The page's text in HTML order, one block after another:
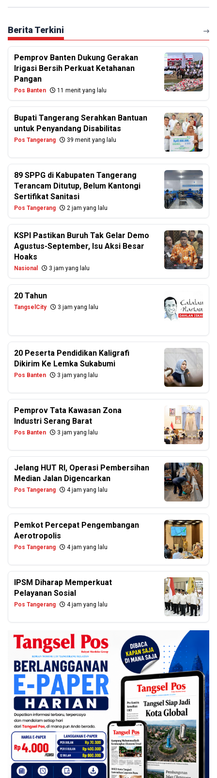
Berita Terkini
Pemprov Banten Dukung Gerakan
Irigasi Bersih Perkuat Ketahanan
Pangan
Pos Banten 11 menit yang lalu
Bupati Tangerang Serahkan Bantuan
untuk Penyandang Disabilitas
Pos Tangerang 39 menit yang lalu
89 SPPG di Kabupaten Tangerang
Terancam Ditutup, Belum Kantongi
Sertifikat Sanitasi
Pos Tangerang 2 jam yang lalu
KSPI Pastikan Buruh Tak Gelar Demo
Agustus-September, Isu Aksi Besar
Hoaks
Nasional 3 jam yang lalu
20 Tahun
TangselCity 3 jam yang lalu
20 Peserta Pendidikan Kaligrafi
Dikirim Ke Lemka Sukabumi
Pos Banten 3 jam yang lalu
Pemprov Tata Kawasan Zona
Industri Serang Barat
Pos Banten 3 jam yang lalu
Jelang HUT RI, Operasi Pembersihan
Median Jalan Digencarkan
Pos Tangerang 4 jam yang lalu
Pemkot Percepat Pengembangan
Aerotropolis
Pos Tangerang 4 jam yang lalu
IPSM Diharap Memperkuat
Pelayanan Sosial
Pos Tangerang 4 jam yang lalu